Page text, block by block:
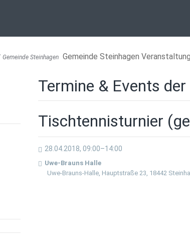
Gemeinde Steinhagen Gemeinde Steinhagen
Termine & Events
Tischtennisturnier
28.04.2018, 09:00–14:00
Uwe-Brauns Halle
Uwe-Brauns-Halle, Hauptstraße 23, 18442